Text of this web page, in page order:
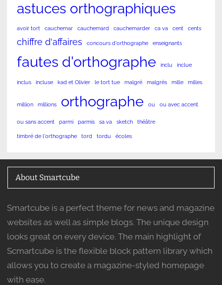
astuces orthographiques
avoir tort cauchemar cauchemard cauchemarder ca va cent cents
chiffre d'affaires concours d'orthographe enseignants
fautes d'orthographe inclu inclue
inclus incluse kad et Olivier le tort tue malgré malgrés mille milles
million millions orthographe ou ou avec accent
ou sans accent parmi parmis sa va sketch théâtre
timbré de l'orthographe tord tordu écoles
About Smartcube
Smartcube is a perfect theme for news and magazine
websites as well as simple blogs. The unique design
looks great on every device. The main highlight of
Scmartcube is the flexible block pattern library which
allows you to create a magazine-styled homepage
with ease.